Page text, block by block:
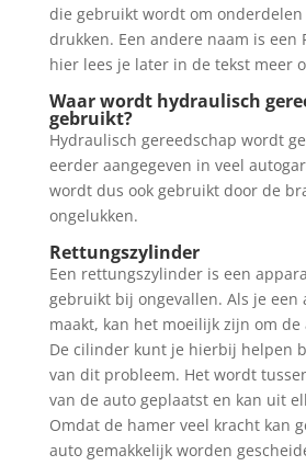
die gebruikt wordt om
drukken. Een andere naam is een
hier lees je later in de tekst meer
Waar wordt hydraulisch
gebruikt?
Hydraulisch gereedschap wordt
eerder aangegeven in veel
wordt dus ook gebruikt door de
ongelukken.
Rettungszylinder
Een rettungszylinder is een
gebruikt bij ongevallen. Als je een
maakt, kan het moeilijk zijn om de
De cilinder kunt je hierbij helpen
van dit probleem. Het wordt
van de auto geplaatst en kan uit
Omdat de hamer veel kracht kan
auto gemakkelijk worden